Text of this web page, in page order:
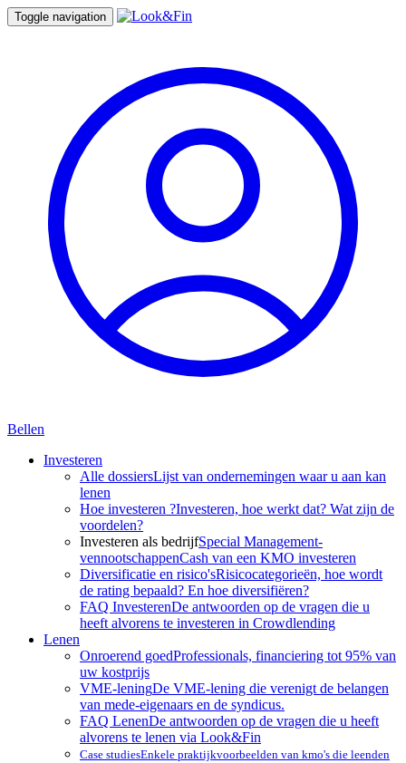
Toggle navigation
Bellen
Investeren
Alle dossiersLijst van ondernemingen waar u aan kan
lenen
Hoe investeren ?Investeren, hoe werkt dat? Wat zijn de
voordelen?
Investeren als bedrijfSpecial Management-
vennootschappenCash van een KMO investeren
Diversificatie en risico'sRisicocategorieën, hoe wordt
de rating bepaald? En hoe diversifiëren?
FAQ InvesterenDe antwoorden op de vragen die u
heeft alvorens te investeren in Crowdlending
Lenen
Onroerend goedProfessionals, financiering tot 95% van
uw kostprijs
VME-leningDe VME-lening die verenigt de belangen
van mede-eigenaars en de syndicus.
FAQ LenenDe antwoorden op de vragen die u heeft
alvorens te lenen via Look&Fin
Case studiesEnkele praktijkvoorbeelden van kmo's die leenden